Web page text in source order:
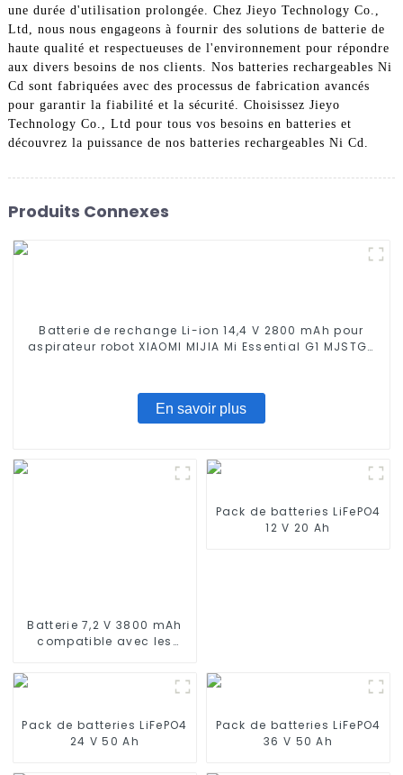
une durée d'utilisation prolongée. Chez Jieyo Technology Co.,
Ltd, nous nous engageons à fournir des solutions de batterie de
haute qualité et respectueuses de l'environnement pour répondre
aux divers besoins de nos clients. Nos batteries rechargeables Ni
Cd sont fabriquées avec des processus de fabrication avancés
pour garantir la fiabilité et la sécurité. Choisissez Jieyo
Technology Co., Ltd pour tous vos besoins en batteries et
découvrez la puissance de nos batteries rechargeables Ni Cd.
Produits Connexes
Batterie de rechange Li-ion 14,4 V 2800 mAh pour
aspirateur robot XIAOMI MIJIA Mi Essential G1 MJSTG1,
En savoir plus
Batterie 7,2 V 3800 mAh
compatible avec les
XV-21 XV-25, XV Essential,
de rechange Neato 945-
0005 205-0001 (lot de 2)
Pack de batteries LiFePO4
12 V 20 Ah
Pack de batteries LiFePO4
24 V 50 Ah
Pack de batteries LiFePO4
36 V 50 Ah